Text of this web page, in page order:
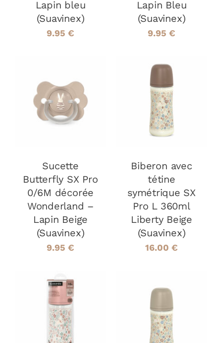
Lapin bleu
(Suavinex)
9.95 €
Lapin Bleu
(Suavinex)
9.95 €
AJOUTER AU
PANIER
/
DÉTAILS
Sucette
Butterfly SX Pro
0/6M décorée
Wonderland –
Lapin Beige
(Suavinex)
9.95 €
AJOUTER AU
PANIER
DÉTAILS
Biberon avec
tétine
symétrique SX
Pro L 360ml
Liberty Beige
(Suavinex)
16.00 €
AJOUTER AU
PANIER
DÉTAILS
AJOUTER AU
PANIER
DÉTAILS